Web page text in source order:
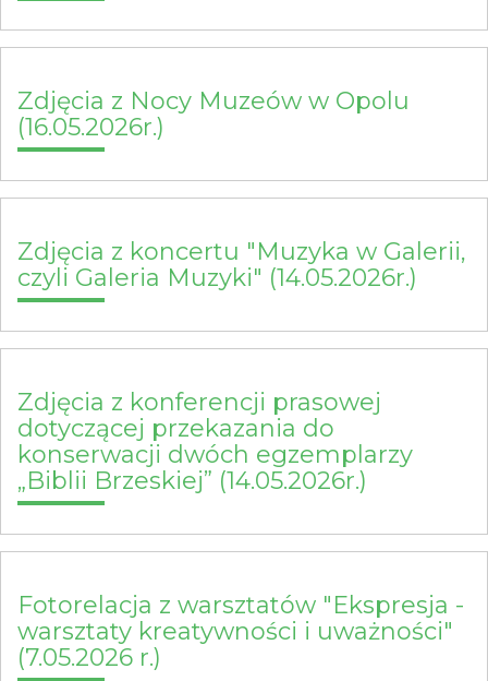
Zdjęcia z Nocy Muzeów w Opolu
(16.05.2026r.)
Zdjęcia z koncertu "Muzyka w Galerii,
czyli Galeria Muzyki" (14.05.2026r.)
Zdjęcia z konferencji prasowej
dotyczącej przekazania do
konserwacji dwóch egzemplarzy
„Biblii Brzeskiej” (14.05.2026r.)
Fotorelacja z warsztatów "Ekspresja -
warsztaty kreatywności i uważności"
(7.05.2026 r.)